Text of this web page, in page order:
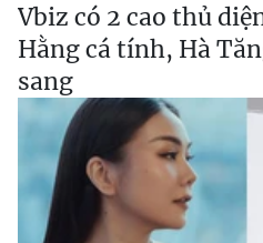
Vbiz có 2 cao thủ
Hằng cá tính, Hà
sang